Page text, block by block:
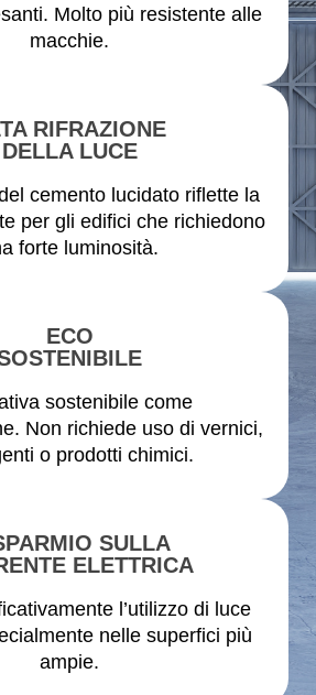
Molto più resistente alle
macchie.
RIFRAZIONE
DELLA LUCE
cemento lucidato riflette la
per gli edifici che richiedono
forte luminosità.
ECO
sostenibile come
Non richiede uso di vernici,
o prodotti chimici.
SULLA
ELETTRICA
l’utilizzo di luce
nelle superfici più
ampie.